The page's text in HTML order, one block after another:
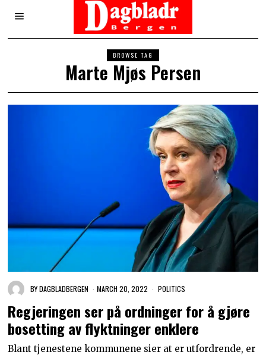
BROWSE TAG
Marte Mjøs Persen
BYDAGBLADBERGEN MARCH 20, 2022 POLITICS
Regjeringen ser på ordninger for å gjøre
bosetting av flyktninger enklere
Blant tjenestene kommunene sier at er utfordrende, er